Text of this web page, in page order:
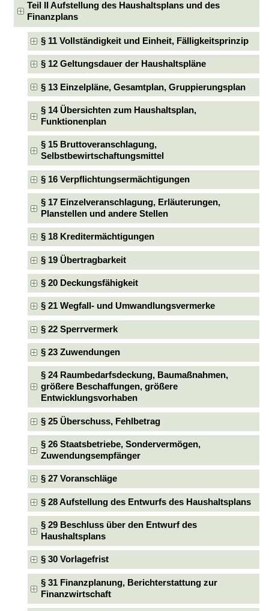
Teil II Aufstellung des Haushaltsplans und des
Finanzplans
§ 11 Vollständigkeit und Einheit, Fälligkeitsprinzip
§ 12 Geltungsdauer der Haushaltspläne
§ 13 Einzelpläne, Gesamtplan, Gruppierungsplan
§ 14 Übersichten zum Haushaltsplan,
Funktionenplan
§ 15 Bruttoveranschlagung,
Selbstbewirtschaftungsmittel
§ 16 Verpflichtungsermächtigungen
§ 17 Einzelveranschlagung, Erläuterungen,
Planstellen und andere Stellen
§ 18 Kreditermächtigungen
§ 19 Übertragbarkeit
§ 20 Deckungsfähigkeit
§ 21 Wegfall- und Umwandlungsvermerke
§ 22 Sperrvermerk
§ 23 Zuwendungen
§ 24 Raumbedarfsdeckung, Baumaßnahmen,
größere Beschaffungen, größere
Entwicklungsvorhaben
§ 25 Überschuss, Fehlbetrag
§ 26 Staatsbetriebe, Sondervermögen,
Zuwendungsempfänger
§ 27 Voranschläge
§ 28 Aufstellung des Entwurfs des Haushaltsplans
§ 29 Beschluss über den Entwurf des
Haushaltsplans
§ 30 Vorlagefrist
§ 31 Finanzplanung, Berichterstattung zur
Finanzwirtschaft